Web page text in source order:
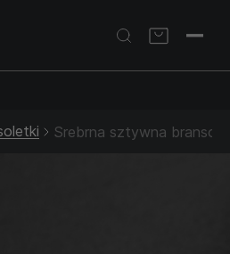
–30% | Do 31.08
Srebrna sztywna